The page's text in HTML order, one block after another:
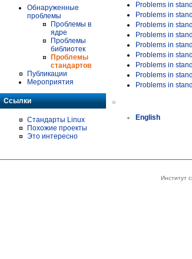
Обнаруженные
проблемы
Проблемы в
ядре
Проблемы
библиотек
Проблемы
стандартов
Публикации
Мероприятия
Ссылки
Стандарты Linux
Похожие проекты
Это интересно
Problems in
Problems in
Problems in
Problems in
Problems in
Problems in
Problems in
Problems in
Problems in
»
English
Институт